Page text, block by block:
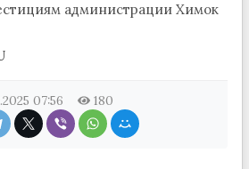
администрации Химок
07:56 180